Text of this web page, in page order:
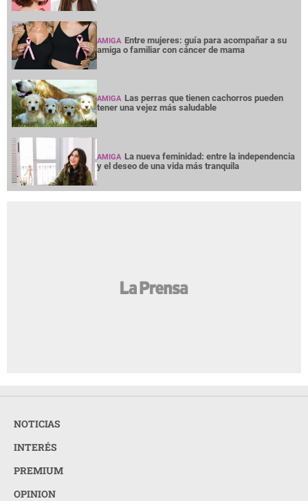
AMIGA Entre mujeres: guía para acompañar a su
amiga o familiar con cáncer de mama
AMIGA Las perras que tienen cachorros pueden
tener una vejez más saludable
AMIGA La nueva feminidad: entre la independencia
y el deseo de una vida más tranquila
NOTICIAS
INTERÉS
PREMIUM
OPINION